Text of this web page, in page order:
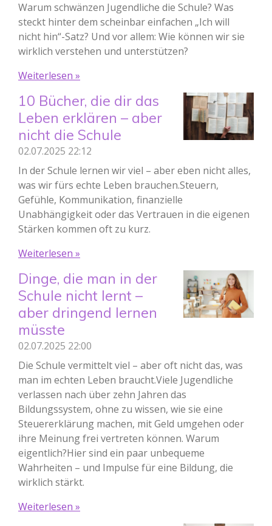
Warum schwänzen Jugendliche die Schule? Was
steckt hinter dem scheinbar einfachen „Ich will
nicht hin“-Satz? Und vor allem: Wie können wir sie
wirklich verstehen und unterstützen?
Weiterlesen »
10 Bücher, die dir das
Leben erklären – aber
nicht die Schule
02.07.2025 22:12
In der Schule lernen wir viel – aber eben nicht alles,
was wir fürs echte Leben brauchen.Steuern,
Gefühle, Kommunikation, finanzielle
Unabhängigkeit oder das Vertrauen in die eigenen
Stärken kommen oft zu kurz.
Weiterlesen »
Dinge, die man in der
Schule nicht lernt –
aber dringend lernen
müsste
02.07.2025 22:00
Die Schule vermittelt viel – aber oft nicht das, was
man im echten Leben braucht.Viele Jugendliche
verlassen nach über zehn Jahren das
Bildungssystem, ohne zu wissen, wie sie eine
Steuererklärung machen, mit Geld umgehen oder
ihre Meinung frei vertreten können. Warum
eigentlich?Hier sind ein paar unbequeme
Wahrheiten – und Impulse für eine Bildung, die
wirklich stärkt.
Weiterlesen »